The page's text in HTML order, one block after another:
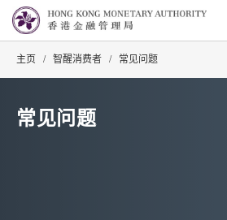
主页 / 智醒消费者 / 常见问题
常见问题